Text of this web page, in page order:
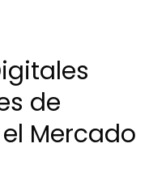
de
Mercado